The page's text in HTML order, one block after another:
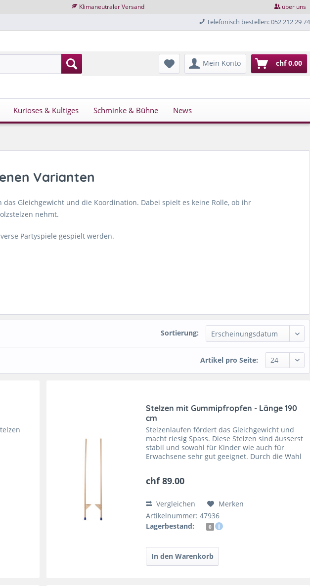
Klimaneutraler Versand über uns
Telefonisch bestellen: 052 212 29 74
Mein Konto chf 0.00
Kurioses & Kultiges Schminke & Bühne News
Varianten
Gleichgewicht und die Koordination. Dabei spielt es keine Rolle, ob ihr
nehmt.
Partyspiele gespielt werden.
Sortierung:
Artikel pro Seite:
Stelzen mit Gummipfropfen - Länge 190
cm
Stelzenlaufen fördert das Gleichgewicht und
macht riesig Spass. Diese Stelzen sind äusserst
stabil und sowohl für Kinder wie auch für
Erwachsene sehr gut geeignet. Durch die Wahl
chf 89.00
Vergleichen
Merken
Artikelnummer: 47936
Lagerbestand:
0